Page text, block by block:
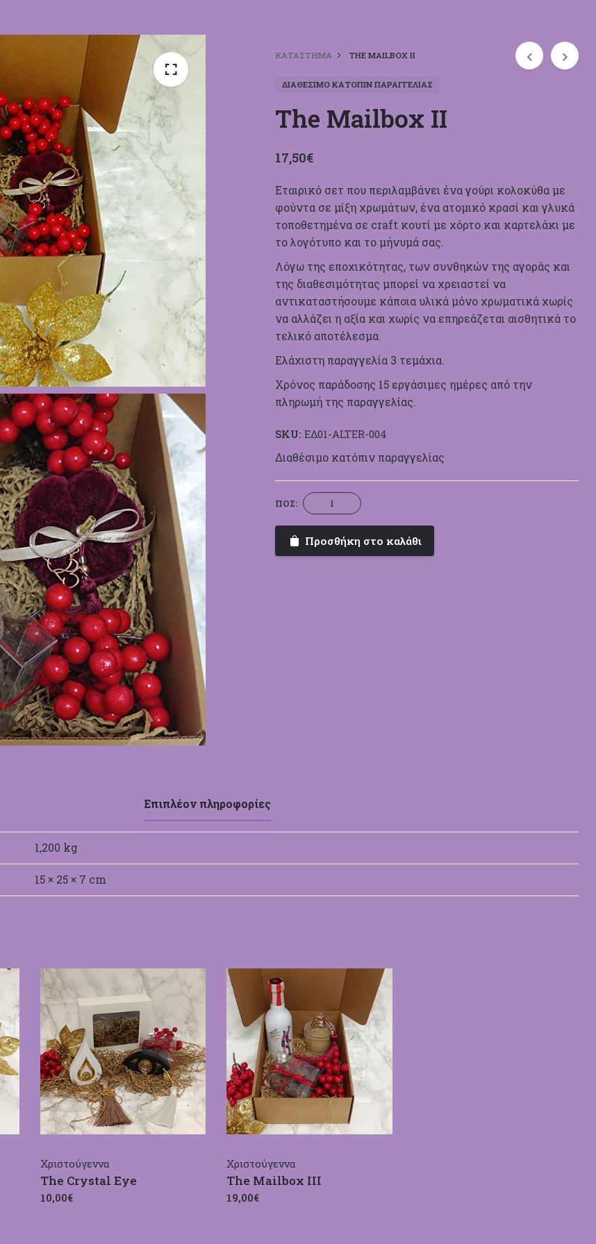
ΚΑΤΆΣΤΗΜΑ THE MAILBOX II
ΔΙΑΘΈΣΙΜΟ ΚΑΤΌΠΙΝ ΠΑΡΑΓΓΕΛΊΑΣ
The Mailbox II
17,50€
Εταιρικό σετ που περιλαμβάνει ένα γούρι κολοκύθα με
φούντα σε μίξη χρωμάτων, ένα ατομικό κρασί και γλυκά
τοποθετημένα σε craft κουτί με χόρτο και καρτελάκι με
το λογότυπο και το μήνυμά σας.
Λόγω της εποχικότητας, των συνθηκών της αγοράς και
της διαθεσιμότητας μπορεί να χρειαστεί να
αντικαταστήσουμε κάποια υλικά μόνο χρωματικά χωρίς
να αλλάζει η αξία και χωρίς να επηρεάζεται αισθητικά το
τελικό αποτέλεσμα.
Ελάχιστη παραγγελία 3 τεμάχια.
Χρόνος παράδοσης 15 εργάσιμες ημέρες από την
πληρωμή της παραγγελίας.
SKU: ΕΔ01-ALTER-004
Διαθέσιμο κατόπιν παραγγελίας
ΠΟΣ: The
Mailbox
II
ποσότητα
Προσθήκη στο καλάθι
Επιπλέον πληροφορίες
1,200 kg
15 × 25 × 7 cm
Χριστούγεννα
The Crystal Eye
10,00€
Χριστούγεννα
The Mailbox III
19,00€